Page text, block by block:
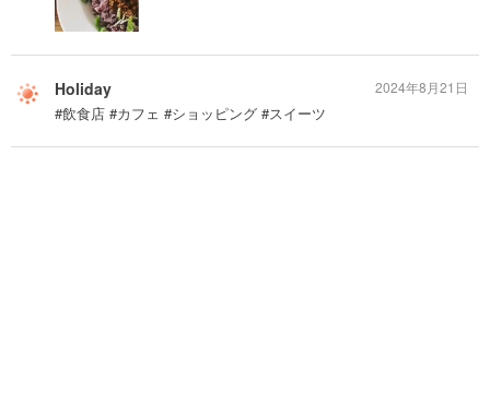
Holiday
#飲食店 #カフェ #ショッピング #スイーツ
2024年8月21日